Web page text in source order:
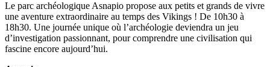
Le parc archéologique Asnapio propose aux petits et grands de vivre
une aventure extraordinaire au temps des Vikings ! De 10h30 à
18h30. Une journée unique où l’archéologie deviendra un jeu
d’investigation passionnant, pour comprendre une civilisation qui
fascine encore aujourd’hui.